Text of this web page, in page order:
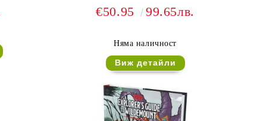
€50.95 99.65лв.
Няма наличност
Виж детайли